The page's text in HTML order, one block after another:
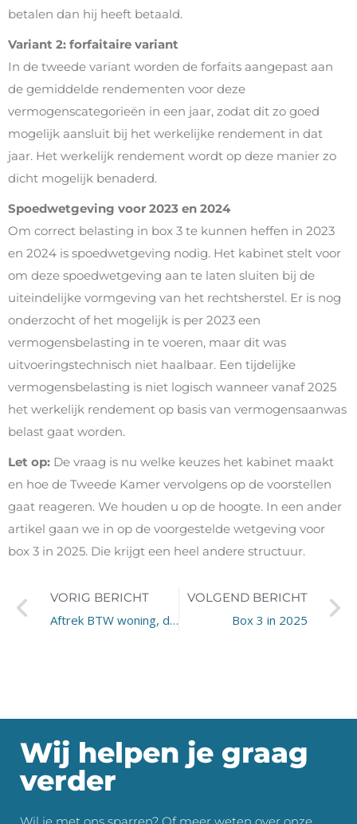
betalen dan hij heeft betaald.
Variant 2: forfaitaire variant
In de tweede variant worden de forfaits aangepast aan
de gemiddelde rendementen voor deze
vermogenscategorieën in een jaar, zodat dit zo goed
mogelijk aansluit bij het werkelijke rendement in dat
jaar. Het werkelijk rendement wordt op deze manier zo
dicht mogelijk benaderd.
Spoedwetgeving voor 2023 en 2024
Om correct belasting in box 3 te kunnen heffen in 2023
en 2024 is spoedwetgeving nodig. Het kabinet stelt voor
om deze spoedwetgeving aan te laten sluiten bij de
uiteindelijke vormgeving van het rechtsherstel. Er is nog
onderzocht of het mogelijk is per 2023 een
vermogensbelasting in te voeren, maar dit was
uitvoeringstechnisch niet haalbaar. Een tijdelijke
vermogensbelasting is niet logisch wanneer vanaf 2025
het werkelijk rendement op basis van vermogensaanwas
belast gaat worden.
Let op: De vraag is nu welke keuzes het kabinet maakt
en hoe de Tweede Kamer vervolgens op de voorstellen
gaat reageren. We houden u op de hoogte. In een ander
artikel gaan we in op de voorgestelde wetgeving voor
box 3 in 2025. Die krijgt een heel andere structuur.
VORIG BERICHT
Aftrek BTW woning, dak of overkapping met zonnepanelen?
VOLGEND BERICHT
Box 3 in 2025
Wij helpen je graag
verder